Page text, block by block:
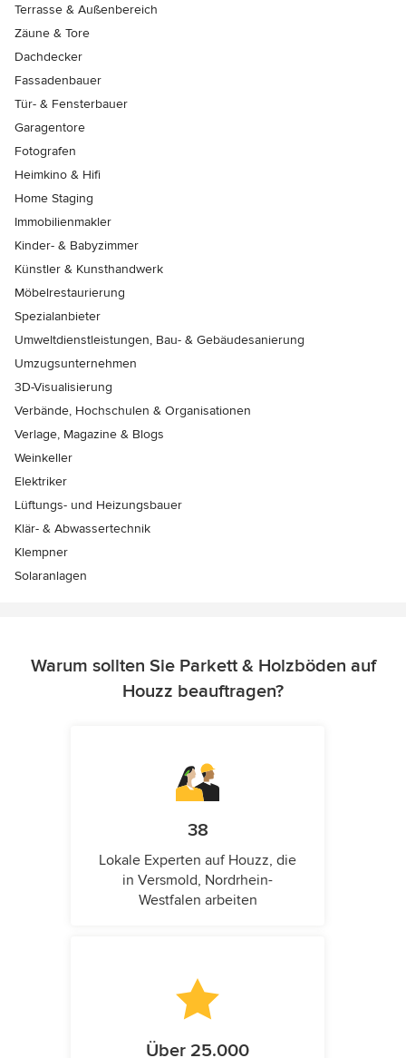
Terrasse & Außenbereich
Zäune & Tore
Dachdecker
Fassadenbauer
Tür- & Fensterbauer
Garagentore
Fotografen
Heimkino & Hifi
Home Staging
Immobilienmakler
Kinder- & Babyzimmer
Künstler & Kunsthandwerk
Möbelrestaurierung
Spezialanbieter
Umweltdienstleistungen, Bau- & Gebäudesanierung
Umzugsunternehmen
3D-Visualisierung
Verbände, Hochschulen & Organisationen
Verlage, Magazine & Blogs
Weinkeller
Elektriker
Lüftungs- und Heizungsbauer
Klär- & Abwassertechnik
Klempner
Solaranlagen
Warum sollten Sie Parkett & Holzböden auf
Houzz beauftragen?
38
Lokale Experten auf Houzz, die
in Versmold, Nordrhein-
Westfalen arbeiten
Über 25.000